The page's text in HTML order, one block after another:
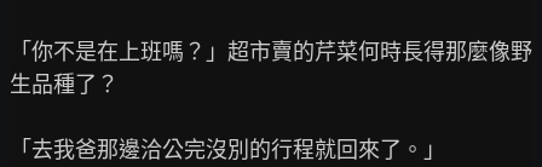
「你不是在上班嗎？」超市賣的芹菜何時長得那麼像野
生品種了？
「去我爸那邊洽公完沒別的行程就回來了。」